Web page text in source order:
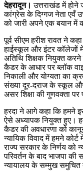
देहरादून। उत्तराखंड में होने
कांग्रेस के दिग्गज नेता एवँ
को जारी अपने एक बयान में
पूर्व सीएम हरीश रावत ने
हाईस्कूल और इंटर कॉलेजों
अतिथि शिक्षक नियुक्त
कैडर के आधार पर ब्लॉक
निकाली और योग्यता का
संख्या दूर-दराज के स्कूल
असर शिक्षा की गुणवक्ता
हरदा ने आगे कहा कि हमने
ऐसे अध्यापक नियुक्त हुए।
कैडर की अवधारणा को
न्यायिक विवाद में हमने
राज्य सरकार के निर्णय को
परिवर्तन के बाद भाजपा
न्यायालय के सम्मुख समुचित